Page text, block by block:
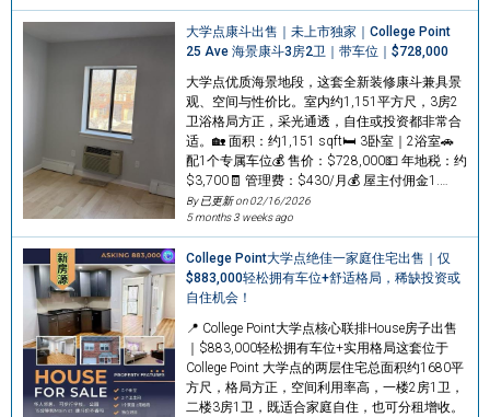
大学点康斗出售｜未上市独家｜College Point
25 Ave 海景康斗3房2卫｜带车位｜$728,000
大学点优质海景地段，这套全新装修康斗兼具景
观、空间与性价比。室内约1,151平方尺，3房2
卫浴格局方正，采光通透，自住或投资都非常合
适。🏡 面积：约1,151 sqft🛏 3卧室｜2浴室🚗
配1个专属车位💰 售价：$728,000💵 年地税：约
$3,700🧾 管理费：$430/月💰 屋主付佣金1.…
By 已更新 on02/16/2026
5 months 3 weeks ago
College Point大学点绝佳一家庭住宅出售｜仅
$883,000轻松拥有车位+舒适格局，稀缺投资或
自住机会！
📍 College Point大学点核心联排House房子出售
｜$883,000轻松拥有车位+实用格局这套位于
College Point 大学点的两层住宅总面积约1680平
方尺，格局方正，空间利用率高，一楼2房1卫，
二楼3房1卫，既适合家庭自住，也可分租增收。